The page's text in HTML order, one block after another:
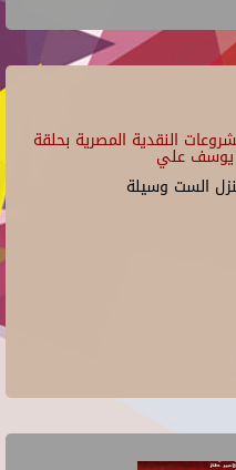
النقدية المصرية بحلقة
يوسف علي
الست وسيلة